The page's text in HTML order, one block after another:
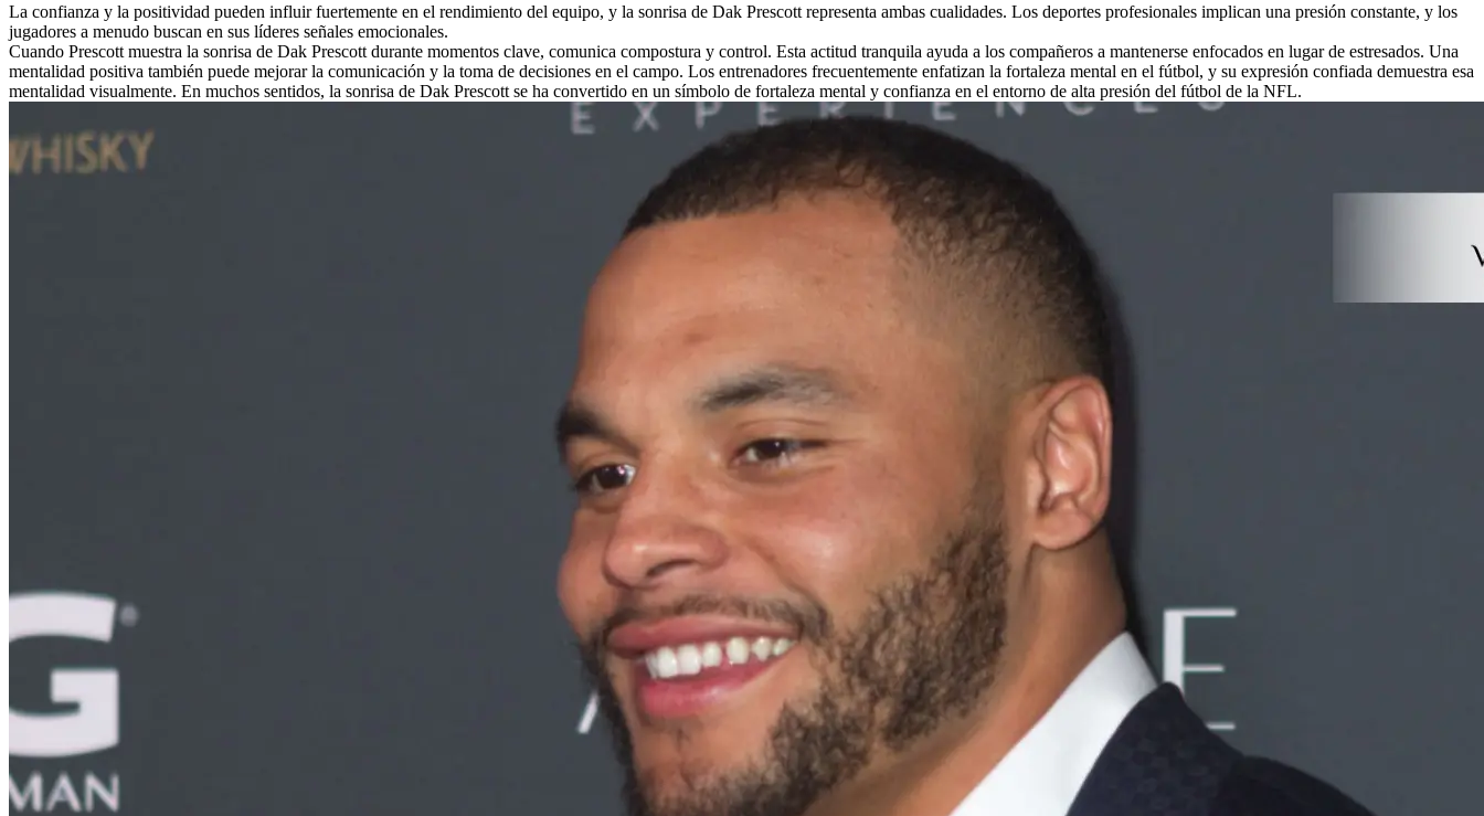
La confianza y la positividad pueden influir fuertemente en el rendimiento del equipo, y la sonrisa de Dak Prescott representa ambas cualidades. Los deportes profesionales implican una presión constante, y los
jugadores a menudo buscan en sus líderes señales emocionales.
Cuando Prescott muestra la sonrisa de Dak Prescott durante momentos clave, comunica compostura y control. Esta actitud tranquila ayuda a los compañeros a mantenerse enfocados en lugar de estresados. Una
mentalidad positiva también puede mejorar la comunicación y la toma de decisiones en el campo. Los entrenadores frecuentemente enfatizan la fortaleza mental en el fútbol, y su expresión confiada demuestra esa
mentalidad visualmente. En muchos sentidos, la sonrisa de Dak Prescott se ha convertido en un símbolo de fortaleza mental y confianza en el entorno de alta presión del fútbol de la NFL.